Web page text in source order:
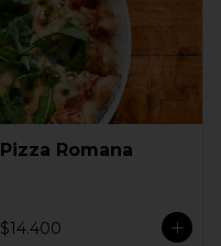
Pizza Romana
$14.400